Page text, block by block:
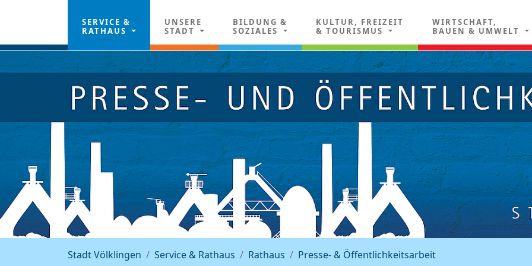
SERVICE &
RATHAUS
UNSERE
STADT
BILDUNG &
SOZIALES
KULTUR, FREIZEIT
& TOURISMUS
WIRTSCHAFT,
BAUEN & UMWELT
Stadt Völklingen Service & Rathaus Rathaus Presse- & Öffentlichkeitsarbeit